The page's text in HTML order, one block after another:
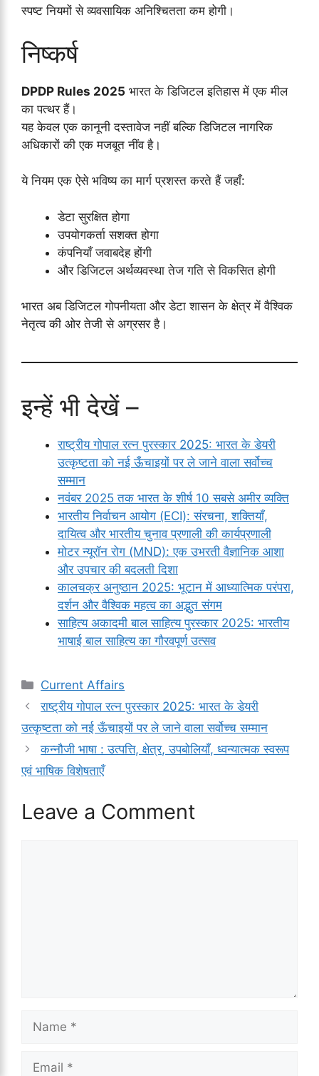
स्पष्ट नियमों से व्यवसायिक अनिश्चितता कम होगी।
निष्कर्ष
DPDP Rules 2025 भारत के डिजिटल इतिहास में एक मील
का पत्थर हैं।
यह केवल एक कानूनी दस्तावेज नहीं बल्कि डिजिटल नागरिक
अधिकारों की एक मजबूत नींव है।
ये नियम एक ऐसे भविष्य का मार्ग प्रशस्त करते हैं जहाँ:
डेटा सुरक्षित होगा
उपयोगकर्ता सशक्त होगा
कंपनियाँ जवाबदेह होंगी
और डिजिटल अर्थव्यवस्था तेज गति से विकसित होगी
भारत अब डिजिटल गोपनीयता और डेटा शासन के क्षेत्र में वैश्विक
नेतृत्व की ओर तेजी से अग्रसर है।
इन्हें भी देखें –
राष्ट्रीय गोपाल रत्न पुरस्कार 2025: भारत के डेयरी
उत्कृष्टता को नई ऊँचाइयों पर ले जाने वाला सर्वोच्च
सम्मान
नवंबर 2025 तक भारत के शीर्ष 10 सबसे अमीर व्यक्ति
भारतीय निर्वाचन आयोग (ECI): संरचना, शक्तियाँ,
दायित्व और भारतीय चुनाव प्रणाली की कार्यप्रणाली
मोटर न्यूरॉन रोग (MND): एक उभरती वैज्ञानिक आशा
और उपचार की बदलती दिशा
कालचक्र अनुष्ठान 2025: भूटान में आध्यात्मिक परंपरा,
दर्शन और वैश्विक महत्व का अद्भुत संगम
साहित्य अकादमी बाल साहित्य पुरस्कार 2025: भारतीय
भाषाई बाल साहित्य का गौरवपूर्ण उत्सव
Categories
Current Affairs
राष्ट्रीय गोपाल रत्न पुरस्कार 2025: भारत के डेयरी
उत्कृष्टता को नई ऊँचाइयों पर ले जाने वाला सर्वोच्च सम्मान
कन्नौजी भाषा : उत्पत्ति, क्षेत्र, उपबोलियाँ, ध्वन्यात्मक स्वरूप
एवं भाषिक विशेषताएँ
Leave a Comment